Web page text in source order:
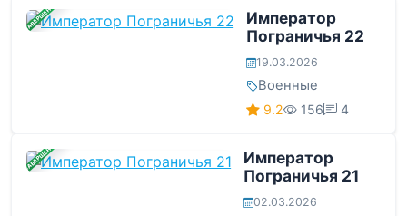
ЗАВЕРШЕНА
Император
Пограничья 22
19.03.2026
Военные
9.2 156 4
ЗАВЕРШЕНА
Император
Пограничья 21
02.03.2026